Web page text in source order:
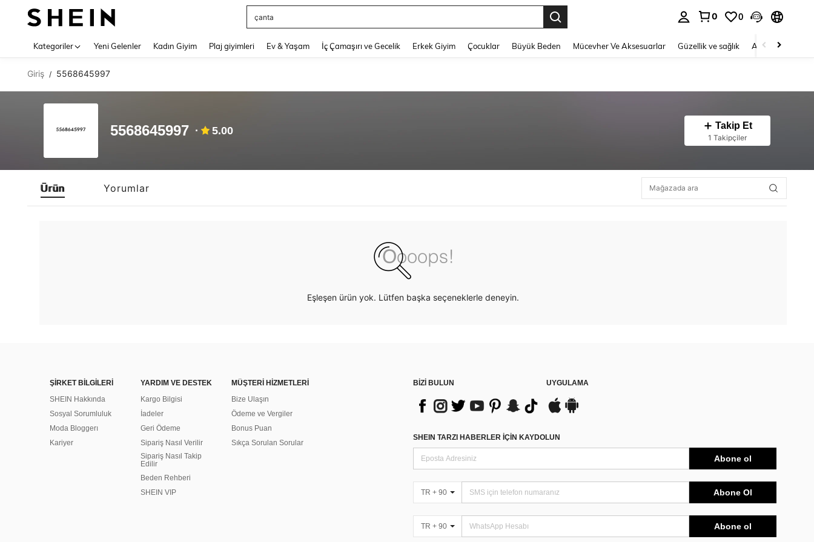
çanta
0 0
Kategoriler Yeni Gelenler Kadın Giyim Plaj giyimleri Ev & Yaşam İç Çamaşırı ve Gecelik Erkek Giyim Çocuklar Büyük Beden Mücevher Ve Aksesuarlar Güzellik ve sağlık Ayakkabı
Giriş / 5568645997
5568645997 5.00 Takip Et
1 Takipçiler
Ürün Yorumlar
Eşleşen ürün yok. Lütfen başka seçeneklerle deneyin.
ŞİRKET BİLGİLERİ
SHEIN Hakkında
Sosyal Sorumluluk
Moda Bloggerı
Kariyer
YARDIM VE DESTEK
Kargo Bilgisi
İadeler
Geri Ödeme
Sipariş Nasıl Verilir
Sipariş Nasıl Takip
Edilir
Beden Rehberi
SHEIN VIP
MÜŞTERİ HİZMETLERİ
Bize Ulaşın
Ödeme ve Vergiler
Bonus Puan
Sıkça Sorulan Sorular
BİZİ BULUN UYGULAMA
SHEIN TARZI HABERLER IÇIN KAYDOLUN
Abone ol
TR + 90 Abone Ol
TR + 90 Abone ol